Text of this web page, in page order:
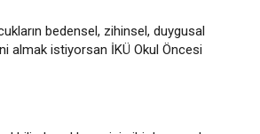
bedensel, zihinsel, duygusal
almak istiyorsan İKÜ Okul Öncesi